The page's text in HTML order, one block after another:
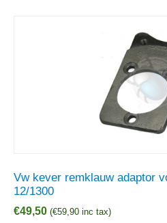
Vw kever remklauw adaptor
12/1300
€49,50 (€59,90 inc tax)